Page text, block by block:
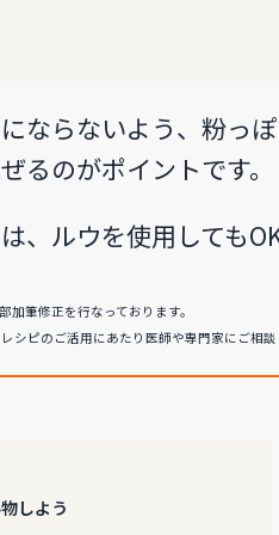
ならないよう、粉っぽ
るのがポイントです。
、ルウを使用しても
筆修正を行なっております。
シピのご活用にあたり医師や専門家にご相
しよう